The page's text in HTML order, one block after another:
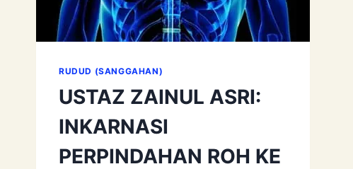
RUDUD (SANGGAHAN)
USTAZ ZAINUL ASRI:
INKARNASI
PERPINDAHAN ROH KE